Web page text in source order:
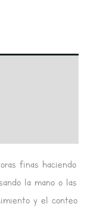
finas haciendo
la mano o las
y el conteo